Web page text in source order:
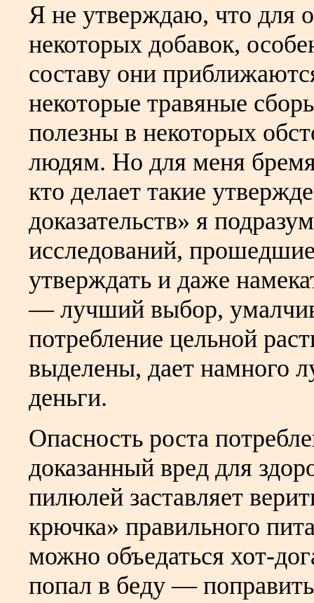
Я не утверждаю, что для
некоторых добавок,
составу они
некоторые травяные
полезны в некоторых
людям. Но для меня бремя
кто делает такие
доказательств» я
исследований,
утверждать и даже
— лучший выбор,
потребление цельной
выделены, дает намного
деньги.
Опасность роста
доказанный вред для
пилюлей заставляет
крючка» правильного
можно объедаться хот-
попал в беду —